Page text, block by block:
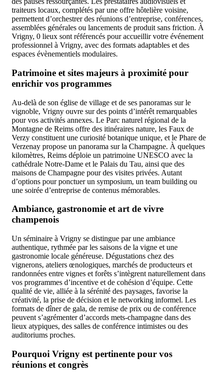
traiteurs locaux, complétés par une offre hôtelière voisine,
permettent d’orchestrer des réunions d’entreprise, conférences,
assemblées générales ou lancements de produit sans friction. À
Vrigny, 0 lieux sont référencés pour accueillir votre événement
professionnel à Vrigny, avec des formats adaptables et des
espaces évènementiels modulaires.
Patrimoine et sites majeurs à proximité pour
enrichir vos programmes
Au-delà de son église de village et de ses panoramas sur le
vignoble, Vrigny ouvre sur des points d’intérêt remarquables
pour vos activités annexes. Le Parc naturel régional de la
Montagne de Reims offre des itinéraires nature, les Faux de
Verzy constituent une curiosité botanique unique, et le Phare de
Verzenay propose un panorama sur la Champagne. À quelques
kilomètres, Reims déploie un patrimoine UNESCO avec la
cathédrale Notre-Dame et le Palais du Tau, ainsi que des
maisons de Champagne pour des visites privées. Autant
d’options pour ponctuer un symposium, un team building ou
une soirée d’entreprise de contenus mémorables.
Ambiance, gastronomie et art de vivre
champenois
Un séminaire à Vrigny se distingue par une ambiance
authentique, rythmée par les saisons de la vigne et une
gastronomie locale généreuse. Dégustations chez des
vignerons, ateliers œnologiques, marchés de producteurs et
randonnées entre vignes et forêts s’intègrent naturellement dans
vos programmes d’incentive et de cohésion d’équipe. Cette
qualité de vie, alliée à la sérénité des paysages, favorise la
créativité, la prise de décision et le networking informel. Les
formats de dîner de gala, de remise de prix ou de conférence
peuvent s’agrémenter d’accords mets-champagne dans des
lieux atypiques, des salles de conférence intimistes ou des
auditoriums proches.
Pourquoi Vrigny est pertinente pour vos
réunions et congrès